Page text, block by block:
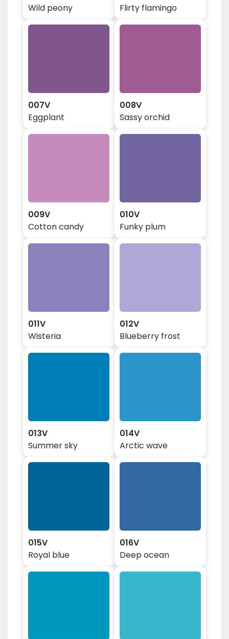
Wild peony
Flirty flamingo
007V
Eggplant
008V
Sassy orchid
009V
Cotton candy
010V
Funky plum
011V
Wisteria
012V
Blueberry frost
013V
Summer sky
014V
Arctic wave
015V
Royal blue
016V
Deep ocean